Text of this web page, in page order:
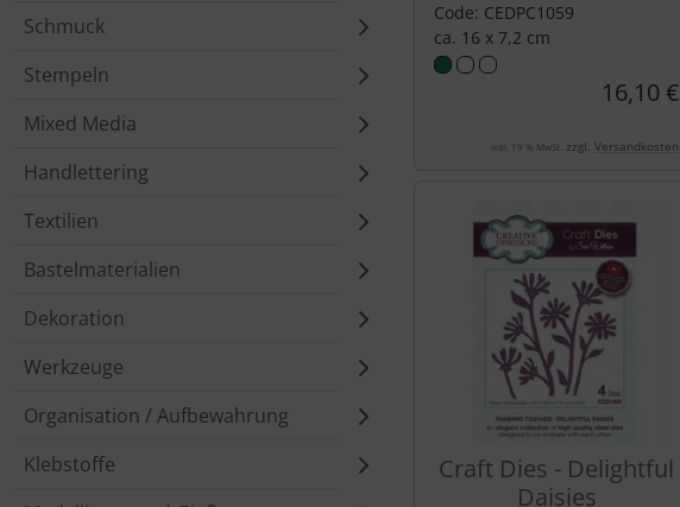
Schmuck
Stempeln
Mixed Media
Handlettering
Textilien
Bastelmaterialien
Dekoration
Werkzeuge
Organisation / Aufbewahrung
Klebstoffe
Code: CEDPC1059
ca. 16 x 7,2 cm
16,10 €
inkl. 19 % MwSt. zzgl. Versandkosten
Craft Dies - Delightful
Daisies